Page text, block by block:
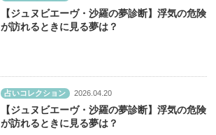
【ジュヌビエーヴ・沙羅の夢診断】浮気の危険
が訪れるときに見る夢は？
占いコレクション 2026.04.20
【ジュヌビエーヴ・沙羅の夢診断】浮気の危険
が訪れるときに見る夢は？